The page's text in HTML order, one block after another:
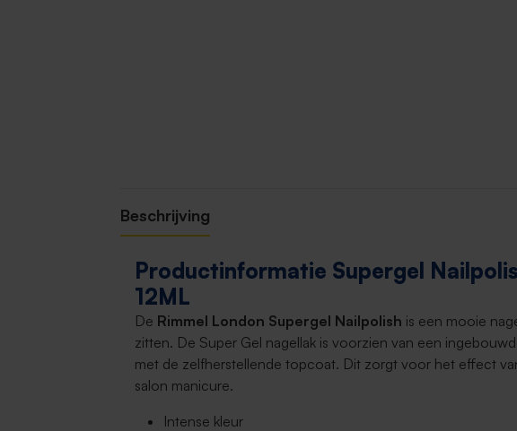
Beschrijving
Productinformatie Supergel
12ML
De Rimmel London Supergel Nailpolish is een mooie
zitten. De Super Gel nagellak is voorzien van een
met de zelfherstellende topcoat. Dit zorgt voor het effect
salon manicure.
Intense kleur